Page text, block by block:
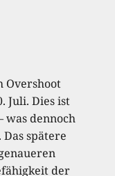
Overshoot
Juli. Dies ist
was dennoch
spätere
der